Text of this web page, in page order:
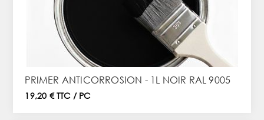
PRIMER ANTICORROSION - 1L NOIR RAL 9005
19,20 € TTC / PC